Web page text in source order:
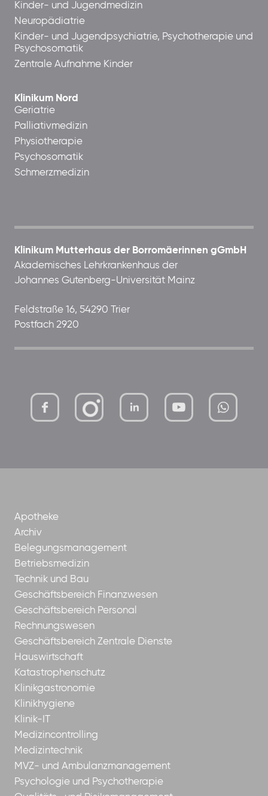
Kinder- und Jugendmedizin
Neuropädiatrie
Kinder- und Jugendpsychiatrie, Psychotherapie und
Psychosomatik
Zentrale Aufnahme Kinder
Klinikum Nord
Geriatrie
Palliativmedizin
Physiotherapie
Psychosomatik
Schmerzmedizin
Klinikum Mutterhaus der Borromäerinnen gGmbH
Akademisches Lehrkrankenhaus der
Johannes Gutenberg-Universität Mainz
Feldstraße 16, 54290 Trier
Postfach 2920
mutterhaus-xMBTtqOwC1KKBww
Apotheke
Archiv
Belegungsmanagement
Betriebsmedizin
Technik und Bau
Geschäftsbereich Finanzwesen
Geschäftsbereich Personal
Rechnungswesen
Geschäftsbereich Zentrale Dienste
Hauswirtschaft
Katastrophenschutz
Klinikgastronomie
Klinikhygiene
Klinik-IT
Medizincontrolling
Medizintechnik
MVZ- und Ambulanzmanagement
Psychologie und Psychotherapie